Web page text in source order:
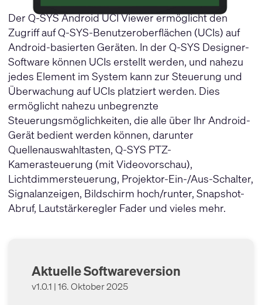
Der Q-SYS Android UCI Viewer ermöglicht den
Zugriff auf Q-SYS-Benutzeroberflächen (UCIs) auf
Android-basierten Geräten. In der Q-SYS Designer-
Software können UCIs erstellt werden, und nahezu
jedes Element im System kann zur Steuerung und
Überwachung auf UCIs platziert werden. Dies
ermöglicht nahezu unbegrenzte
Steuerungsmöglichkeiten, die alle über Ihr Android-
Gerät bedient werden können, darunter
Quellenauswahltasten, Q-SYS PTZ-
Kamerasteuerung (mit Videovorschau),
Lichtdimmersteuerung, Projektor-Ein-/Aus-Schalter,
Signalanzeigen, Bildschirm hoch/runter, Snapshot-
Abruf, Lautstärkeregler Fader und vieles mehr.
Aktuelle Softwareversion
v1.0.1 | 16. Oktober 2025